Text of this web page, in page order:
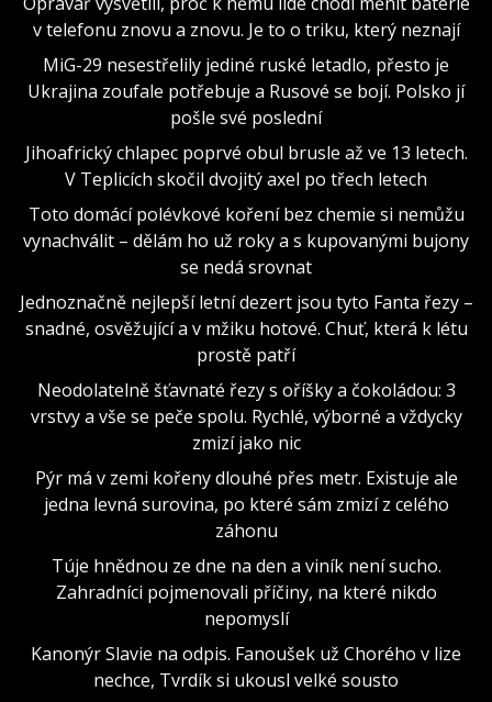
v telefonu znovu a znovu. Je to o triku, který neznají
MiG-29 nesestřelily jediné ruské letadlo, přesto je
Ukrajina zoufale potřebuje a Rusové se bojí. Polsko jí
pošle své poslední
Jihoafrický chlapec poprvé obul brusle až ve 13 letech.
V Teplicích skočil dvojitý axel po třech letech
Toto domácí polévkové koření bez chemie si nemůžu
vynachválit – dělám ho už roky a s kupovanými bujony
se nedá srovnat
Jednoznačně nejlepší letní dezert jsou tyto Fanta řezy –
snadné, osvěžující a v mžiku hotové. Chuť, která k létu
prostě patří
Neodolatelně šťavnaté řezy s oříšky a čokoládou: 3
vrstvy a vše se peče spolu. Rychlé, výborné a vždycky
zmizí jako nic
Pýr má v zemi kořeny dlouhé přes metr. Existuje ale
jedna levná surovina, po které sám zmizí z celého
záhonu
Túje hnědnou ze dne na den a viník není sucho.
Zahradníci pojmenovali příčiny, na které nikdo
nepomyslí
Kanonýr Slavie na odpis. Fanoušek už Chorého v lize
nechce, Tvrdík si ukousl velké sousto